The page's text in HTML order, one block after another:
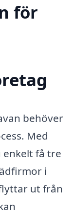
för
behöver
Med
enkelt få tre
i
ut från